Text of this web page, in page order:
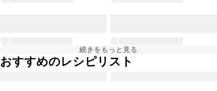
続きをもっと見る
おすすめのレシピリスト